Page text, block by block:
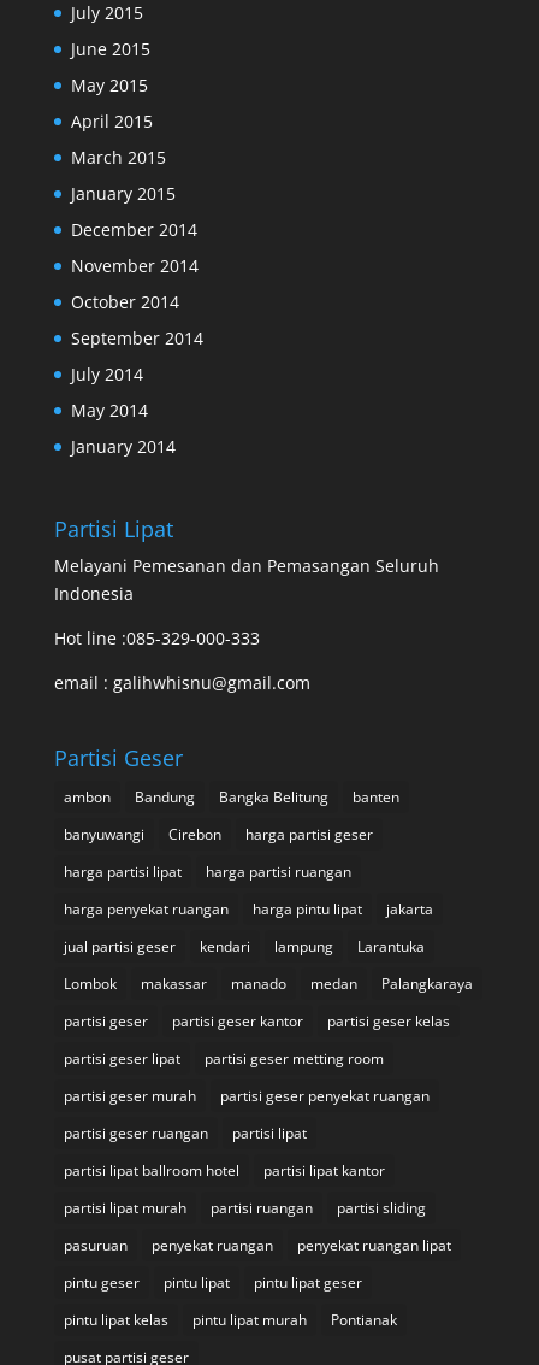
July 2015
June 2015
May 2015
April 2015
March 2015
January 2015
December 2014
November 2014
October 2014
September 2014
July 2014
May 2014
January 2014
Partisi Lipat
Melayani Pemesanan dan Pemasangan Seluruh
Indonesia
Hot line :085-329-000-333
email : galihwhisnu@gmail.com
Partisi Geser
ambon Bandung Bangka Belitung
banten
banyuwangi
Cirebon
harga partisi geser
harga partisi lipat
harga partisi ruangan
harga penyekat ruangan
harga pintu lipat
jakarta
jual partisi geser
kendari lampung
Larantuka
Lombok
makassar manado medan
Palangkaraya
partisi geser
partisi geser kantor
partisi geser kelas
partisi geser lipat
partisi geser metting room
partisi geser murah
partisi geser penyekat ruangan
partisi geser ruangan
partisi lipat
partisi lipat ballroom hotel
partisi lipat kantor
partisi lipat murah
partisi ruangan
partisi sliding
pasuruan
penyekat ruangan
penyekat ruangan lipat
pintu geser
pintu lipat
pintu lipat geser
pintu lipat kelas
pintu lipat murah
Pontianak
pusat partisi geser